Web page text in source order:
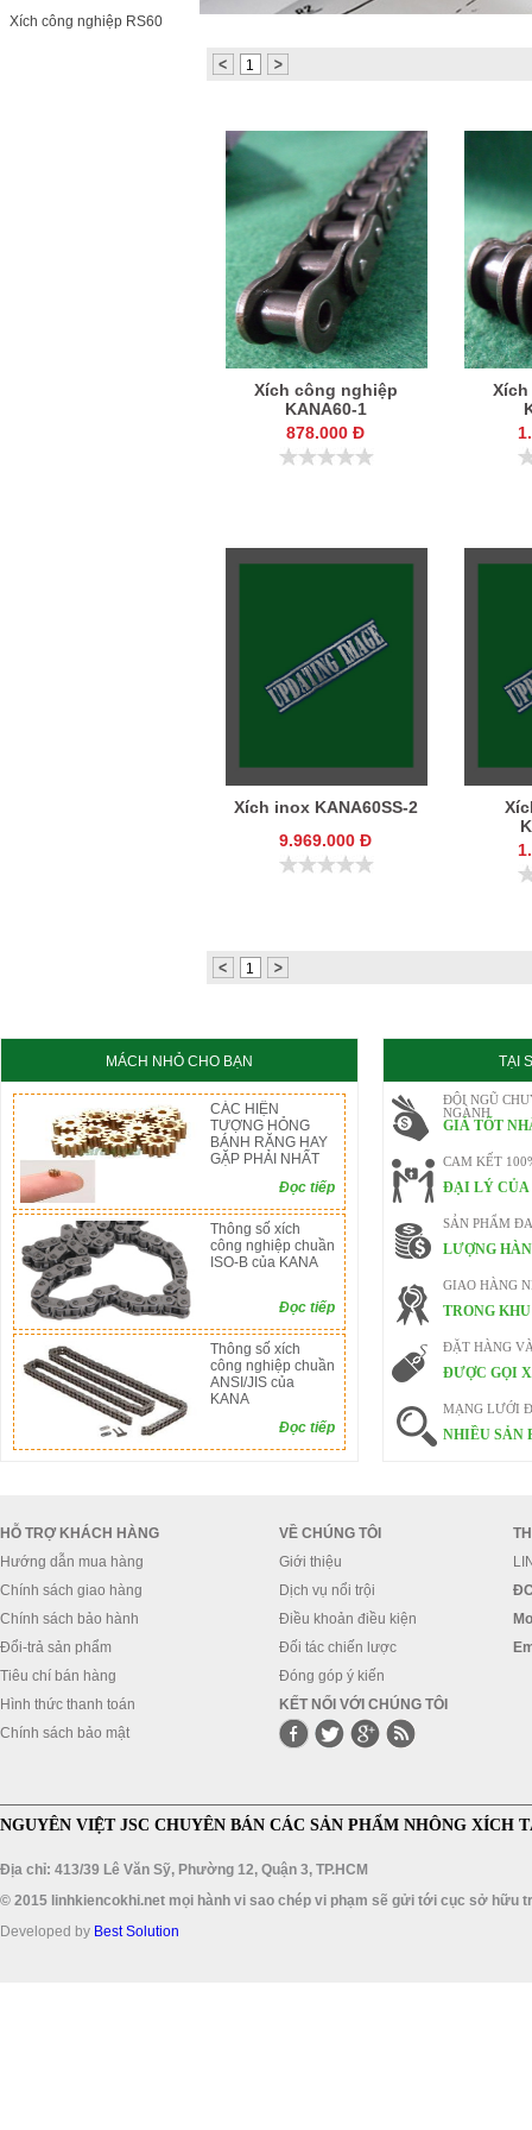
Xích công nghiệp RS60
1
Xích công nghiệp
KANA60-1
878.000 Đ
Xích inox KANA60SS-2
9.969.000 Đ
1
MÁCH NHỎ CHO BẠN
CÁC HIỆN
TƯỢNG HỎNG
BÁNH RĂNG HAY
GẶP PHẢI NHẤT
Đọc tiếp
Thông số xích
công nghiệp chuần
ISO-B của KANA
Đọc tiếp
Thông số xích
công nghiệp chuần
ANSI/JIS của
KANA
Đọc tiếp
TẠI
ĐỘI NGŨ
NGÀNH
GIÁ TỐT
CAM KẾT
ĐẠI LÝ CỦA
SẢN PHẨM
LƯỢNG
GIAO HÀNG
TRONG
ĐẶT HÀNG
ĐƯỢC GỌI
MẠNG LƯỚI
NHIỀU SẢN
HỖ TRỢ KHÁCH HÀNG
Hướng dẫn mua hàng
Chính sách giao hàng
Chính sách bảo hành
Đổi-trả sản phẩm
Tiêu chí bán hàng
Hình thức thanh toán
Chính sách bảo mật
VỀ CHÚNG TÔI
Giới thiệu
Dịch vụ nổi trội
Điều khoản điều kiện
Đối tác chiến lược
Đóng góp ý kiến
KẾT NỐI VỚI CHÚNG TÔI
NGUYÊN VIỆT JSC CHUYÊN BÁN CÁC SẢN PHẨM NHÔNG XÍCH
Địa chỉ: 413/39 Lê Văn Sỹ, Phường 12, Quận 3, TP.HCM
© 2015 linhkiencokhi.net mọi hành vi sao chép vi phạm sẽ gửi tới cục sở hữu
Developed by Best Solution